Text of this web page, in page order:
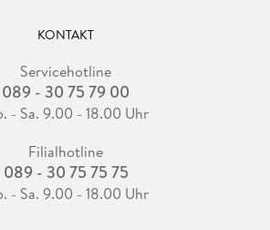
KONTAKT
Servicehotline
089 - 30 75 79 00
- Sa. 9.00 - 18.00 Uhr
Filialhotline
089 - 30 75 75 75
- Sa. 9.00 - 18.00 Uhr